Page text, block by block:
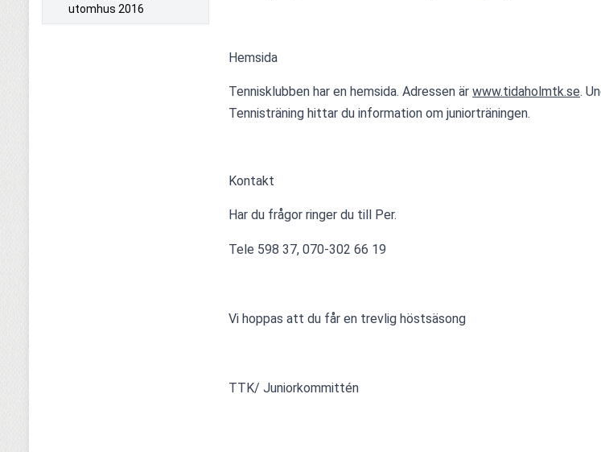
utomhus 2016
Hemsida
Tennisklubben har en hemsida. Adressen är www.tidaholmtk.se.
Tennisträning hittar du information om juniorträningen.
Kontakt
Har du frågor ringer du till Per.
Tele 598 37, 070-302 66 19
Vi hoppas att du får en trevlig höstsäsong
TTK/ Juniorkommittén